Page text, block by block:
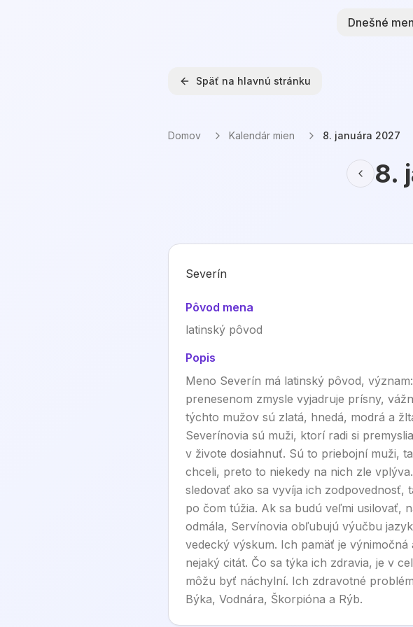
Dnešné
Späť na hlavnú stránku
Domov Kalendár mien 8. januára 2027
8.
Severín
Pôvod mena
latinský pôvod
Popis
Meno Severín má latinský pôvod,
prenesenom zmysle vyjadruje prísny,
týchto mužov sú zlatá, hnedá, modrá a
Severínovia sú muži, ktorí radi si
v živote dosiahnuť. Sú to priebojní muži,
chceli, preto to niekedy na nich zle
sledovať ako sa vyvíja ich zodpovednosť,
po čom túžia. Ak sa budú veľmi usilovať,
odmála, Servínovia obľubujú výučbu
vedecký výskum. Ich pamäť je
nejaký citát. Čo sa týka ich zdravia, je v
môžu byť náchylní. Ich zdravotné
Býka, Vodnára, Škorpióna a Rýb.